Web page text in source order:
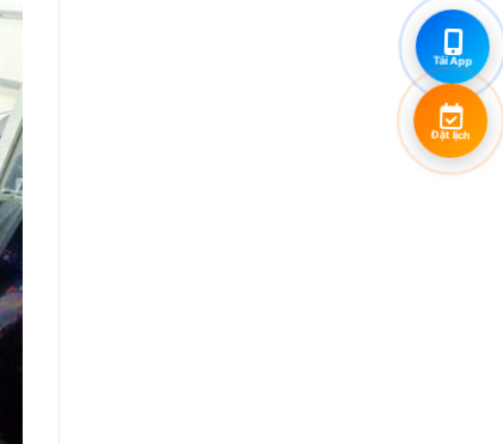
Tải App
Đặt lịch